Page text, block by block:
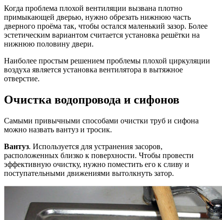
Когда проблема плохой вентиляции вызвана плотно
примыкающей дверью, нужно обрезать нижнюю часть
дверного проёма так, чтобы остался маленький зазор. Более
эстетическим вариантом считается установка решётки на
нижнюю половину двери.
Наиболее простым решением проблемы плохой циркуляции
воздуха является установка вентилятора в вытяжное
отверстие.
Очистка водопровода и сифонов
Самыми привычными способами очистки труб и сифона
можно назвать вантуз и тросик.
Вантуз. Используется для устранения засоров,
расположенных близко к поверхности. Чтобы провести
эффективную очистку, нужно поместить его к сливу и
поступательными движениями вытолкнуть затор.